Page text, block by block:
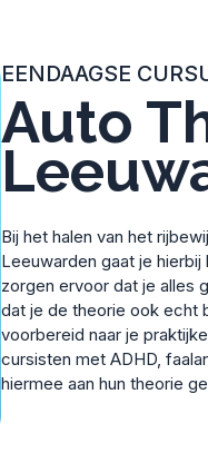
EENDAAGSE
Auto
Bij het halen van het
Leeuwarden gaat je
zorgen ervoor dat je alles
dat je de theorie ook echt
voorbereid naar je
cursisten met ADHD,
hiermee aan hun theorie